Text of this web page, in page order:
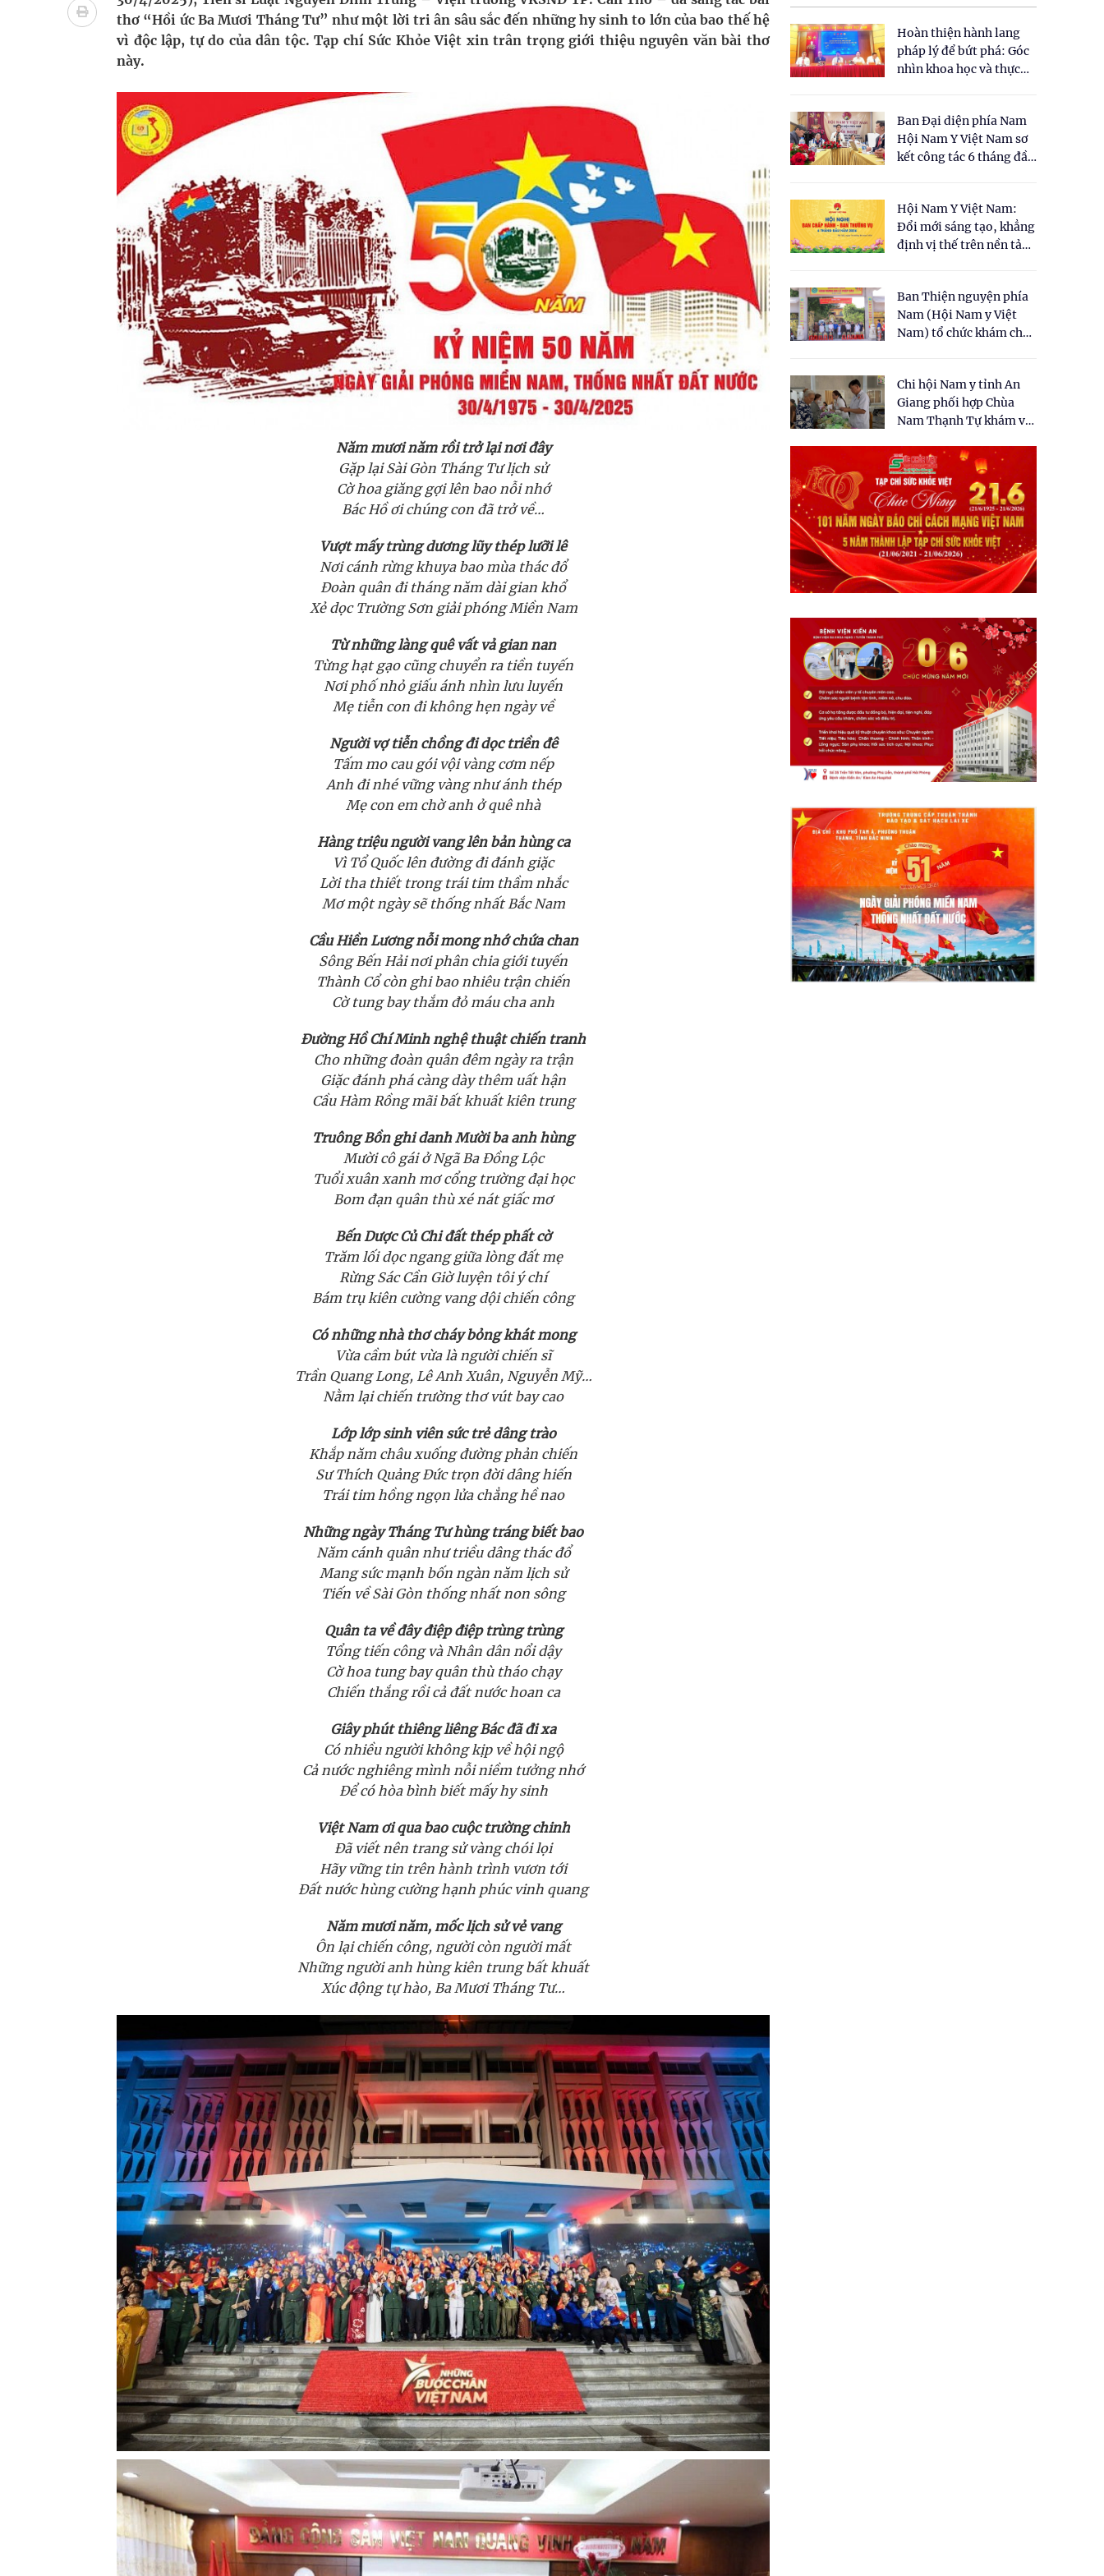
Ung thư thận: Nguy hiểm vì tiến triển quá âm thầm
Nhiều chuỗi hoạt động lớn được diễn ra tại Lễ hội sầu riêng 2026
Lâm Đồng: Quyết tâm đưa sân bay Liên Khương trở lại khai thác vào ngày 19/8
Tác Dụng Chống Kết Tập Tiểu Cầu Và Chống Đông Máu Của Các Loài Nhân Sâm (Panax Spp.): Tổng
Quan Bằng Chứng Dược Lý Và Cơ Chế Phân Tử
Xây dựng bản đồ mạng lưới cấp cứu ngoại viện toàn quốc
thơ “Hồi ức Ba Mươi Tháng Tư” như một lời tri ân sâu sắc đến những hy sinh to lớn của bao thế hệ
vì độc lập, tự do của dân tộc. Tạp chí Sức Khỏe Việt xin trân trọng giới thiệu nguyên văn bài thơ
này.
Năm mươi năm rồi trở lại nơi đây
Gặp lại Sài Gòn Tháng Tư lịch sử
Cờ hoa giăng gợi lên bao nỗi nhớ
Bác Hồ ơi chúng con đã trở về…
Vượt mấy trùng dương lũy thép lưỡi lê
Nơi cánh rừng khuya bao mùa thác đổ
Đoàn quân đi tháng năm dài gian khổ
Xẻ dọc Trường Sơn giải phóng Miền Nam
Từ những làng quê vất vả gian nan
Từng hạt gạo cũng chuyển ra tiền tuyến
Nơi phố nhỏ giấu ánh nhìn lưu luyến
Mẹ tiễn con đi không hẹn ngày về
Người vợ tiễn chồng đi dọc triền đê
Tấm mo cau gói vội vàng cơm nếp
Anh đi nhé vững vàng như ánh thép
Mẹ con em chờ anh ở quê nhà
Hàng triệu người vang lên bản hùng ca
Vì Tổ Quốc lên đường đi đánh giặc
Lời tha thiết trong trái tim thầm nhắc
Mơ một ngày sẽ thống nhất Bắc Nam
Cầu Hiền Lương nỗi mong nhớ chứa chan
Sông Bến Hải nơi phân chia giới tuyến
Thành Cổ còn ghi bao nhiêu trận chiến
Cờ tung bay thắm đỏ máu cha anh
Đường Hồ Chí Minh nghệ thuật chiến tranh
Cho những đoàn quân đêm ngày ra trận
Giặc đánh phá càng dày thêm uất hận
Cầu Hàm Rồng mãi bất khuất kiên trung
Truông Bồn ghi danh Mười ba anh hùng
Mười cô gái ở Ngã Ba Đồng Lộc
Tuổi xuân xanh mơ cổng trường đại học
Bom đạn quân thù xé nát giấc mơ
Bến Dược Củ Chi đất thép phất cờ
Trăm lối dọc ngang giữa lòng đất mẹ
Rừng Sác Cần Giờ luyện tôi ý chí
Bám trụ kiên cường vang dội chiến công
Có những nhà thơ cháy bỏng khát mong
Vừa cầm bút vừa là người chiến sĩ
Trần Quang Long, Lê Anh Xuân, Nguyễn Mỹ…
Nằm lại chiến trường thơ vút bay cao
Lớp lớp sinh viên sức trẻ dâng trào
Khắp năm châu xuống đường phản chiến
Sư Thích Quảng Đức trọn đời dâng hiến
Trái tim hồng ngọn lửa chẳng hề nao
Những ngày Tháng Tư hùng tráng biết bao
Năm cánh quân như triều dâng thác đổ
Mang sức mạnh bốn ngàn năm lịch sử
Tiến về Sài Gòn thống nhất non sông
Quân ta về đây điệp điệp trùng trùng
Tổng tiến công và Nhân dân nổi dậy
Cờ hoa tung bay quân thù tháo chạy
Chiến thắng rồi cả đất nước hoan ca
Giây phút thiêng liêng Bác đã đi xa
Có nhiều người không kịp về hội ngộ
Cả nước nghiêng mình nỗi niềm tưởng nhớ
Để có hòa bình biết mấy hy sinh
Việt Nam ơi qua bao cuộc trường chinh
Đã viết nên trang sử vàng chói lọi
Hãy vững tin trên hành trình vươn tới
Đất nước hùng cường hạnh phúc vinh quang
Năm mươi năm, mốc lịch sử vẻ vang
Ôn lại chiến công, người còn người mất
Những người anh hùng kiên trung bất khuất
Xúc động tự hào, Ba Mươi Tháng Tư…
Hoàn thiện hành lang
pháp lý để bứt phá: Góc
nhìn khoa học và thực
cho Luật Y dược cổ
truyền Việt Nam"
Ban Đại diện phía Nam
Hội Nam Y Việt Nam sơ
kết công tác 6 tháng đầu
Hội Nam Y Việt Nam:
Đổi mới sáng tạo, khẳng
định vị thế trên nền tảng
Ban Thiện nguyện phía
Nam (Hội Nam y Việt
Nam) tổ chức khám chữa
dân tại xã Tân Tập
Chi hội Nam y tỉnh An
Giang phối hợp Chùa
Nam Thạnh Tự khám và
nhân dân